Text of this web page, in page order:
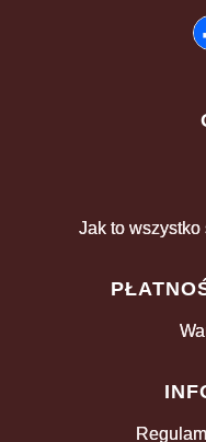
Jak to wszystko